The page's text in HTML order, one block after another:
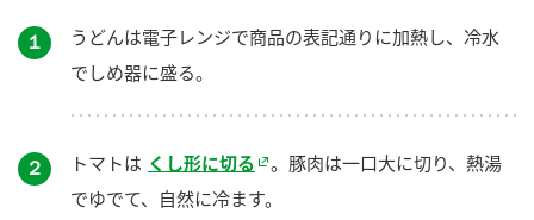
１
うどんは電子レンジで商品の表記通りに加熱し、冷水
でしめ器に盛る。
２ トマトは くし形に切る
。豚肉は一口大に切り、熱湯
でゆでて、自然に冷ます。